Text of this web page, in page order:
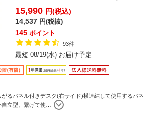
ール...
15,990 円(税込)
14,537 円(税抜)
145 ポイント
93件
最短 08/19(水) お届け予定
るパネル付きデスク(右サイド)横連結して使用するパネ
立型。繋げて使